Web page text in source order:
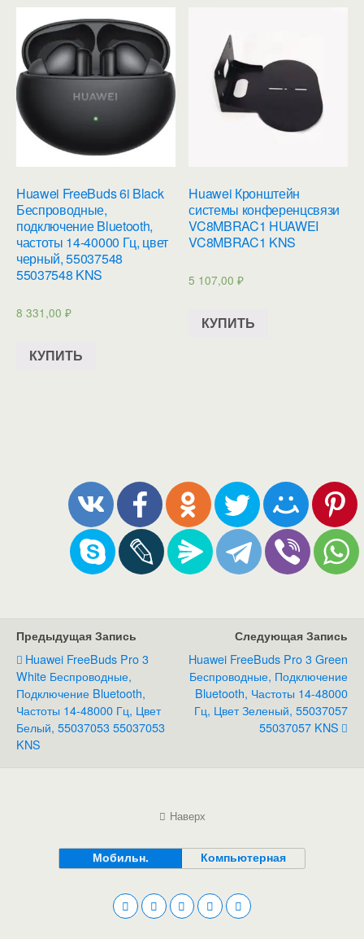
Huawei FreeBuds 6i Black
Беспроводные,
подключение Bluetooth,
частоты 14-40000 Гц, цвет
черный, 55037548
55037548 KNS
8 331,00 ₽
КУПИТЬ
Huawei Кронштейн
системы конференцсвязи
VC8MBRAC1 HUAWEI
VC8MBRAC1 KNS
5 107,00₽
КУПИТЬ
Предыдущая Запись
Huawei FreeBuds Pro 3
White Беспроводные,
Подключение Bluetooth,
Частоты 14-48000 Гц, Цвет
Белый, 55037053 55037053
KNS
Следующая Запись
Huawei FreeBuds Pro 3 Green
Беспроводные, Подключение
Bluetooth, Частоты 14-48000
Гц, Цвет Зеленый, 55037057
55037057 KNS
Наверх
Мобильн. Компьютерная